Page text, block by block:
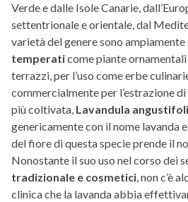
Verde e dalle Isole Canarie,
settentrionale e orientale, dal
varietà del genere sono
temperaticome piante
terrazzi, per l’uso come erbe
commercialmente per l’estrazione
più coltivata, Lavandula
genericamente con il nome lavanda
del fiore di questa specie prende il
Nonostante il suo uso nel corso dei
tradizionale e cosmetici, non c’è
clinica che la lavanda abbia